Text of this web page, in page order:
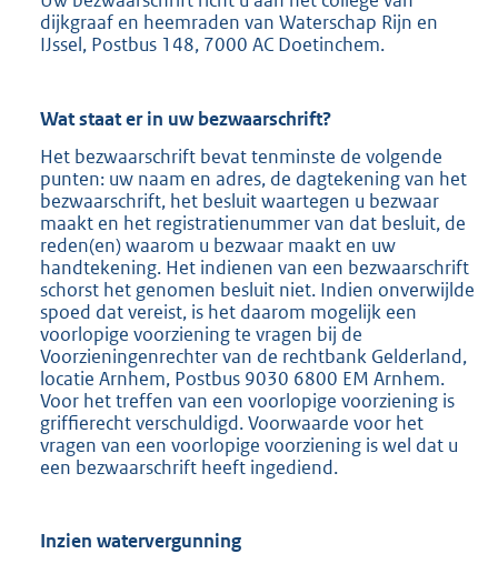
dijkgraaf en heemraden van Waterschap Rijn en
IJssel, Postbus 148, 7000 AC Doetinchem.
Wat staat er in uw bezwaarschrift?
Het bezwaarschrift bevat tenminste de volgende
punten: uw naam en adres, de dagtekening van het
bezwaarschrift, het besluit waartegen u bezwaar
maakt en het registratienummer van dat besluit, de
reden(en) waarom u bezwaar maakt en uw
handtekening. Het indienen van een bezwaarschrift
schorst het genomen besluit niet. Indien onverwijlde
spoed dat vereist, is het daarom mogelijk een
voorlopige voorziening te vragen bij de
Voorzieningenrechter van de rechtbank Gelderland,
locatie Arnhem, Postbus 9030 6800 EM Arnhem.
Voor het treffen van een voorlopige voorziening is
griffierecht verschuldigd. Voorwaarde voor het
vragen van een voorlopige voorziening is wel dat u
een bezwaarschrift heeft ingediend.
Inzien watervergunning